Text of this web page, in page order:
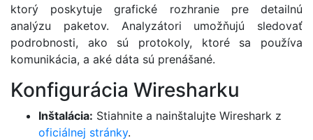
ktorý poskytuje grafické rozhranie pre detailnú
analýzu paketov. Analyzátori umožňujú sledovať
podrobnosti, ako sú protokoly, ktoré sa používa
komunikácia, a aké dáta sú prenášané.
Konfigurácia Wiresharku
Inštalácia: Stiahnite a nainštalujte Wireshark z
oficiálnej stránky.